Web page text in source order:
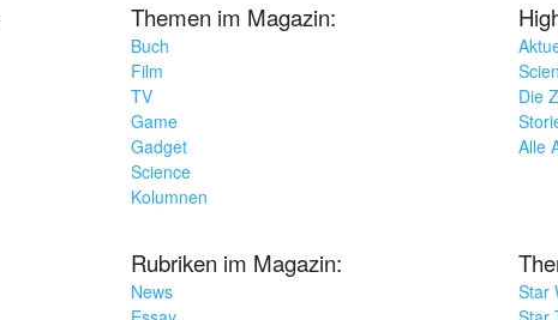
Themen im Magazin:
Buch
Film
TV
Game
Gadget
Science
Kolumnen
Die
Alle
Rubriken im Magazin:
News
Star